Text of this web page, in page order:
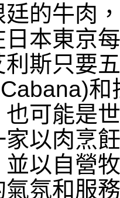
廷的牛肉
日本東京
利斯只要
和
也可能是
家以肉烹
並以自營
氣氛和服